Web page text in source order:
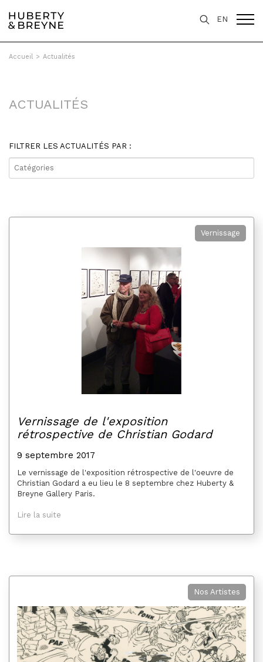
EN
Accueil > Actualités
ACTUALITÉS
FILTRER LES ACTUALITÉS PAR :
Vernissage
Vernissage de l'exposition
rétrospective de Christian Godard
9 septembre 2017
Le vernissage de l'exposition rétrospective de l'oeuvre de
Christian Godard a eu lieu le 8 septembre chez Huberty &
Breyne Gallery Paris.
Lire la suite
Nos Artistes